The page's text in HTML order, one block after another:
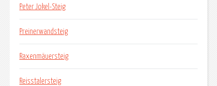
Peter Jokel-Steig
Preinerwandsteig
Raxenmäuersteig
Reisstalersteig